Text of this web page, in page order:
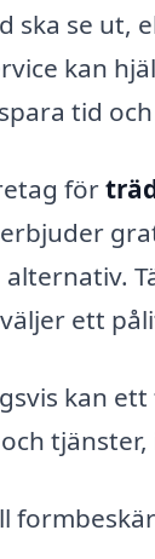
ska se ut,
kan
tid
för
ett
kan